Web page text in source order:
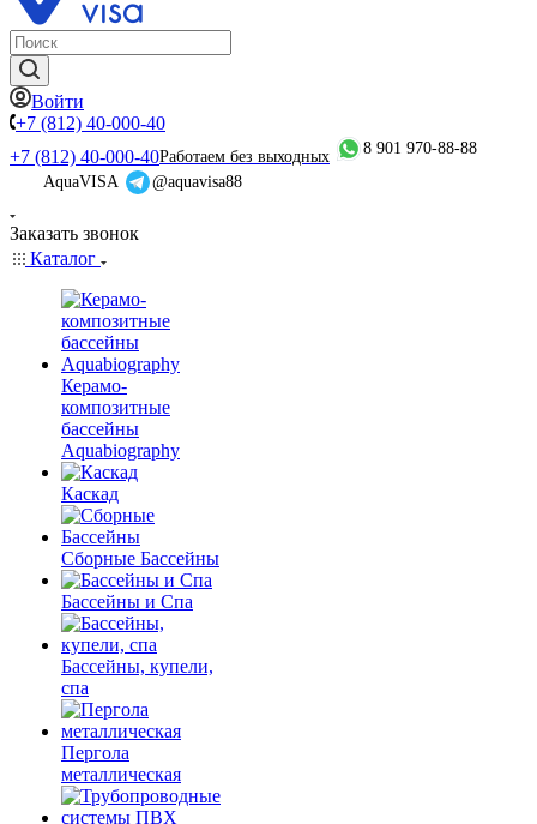
Войти
+7 (812) 40-000-40
+7 (812) 40-000-40Работаем без выходных
8 901 970-88-88
AquaVISA
@aquavisa88
Заказать звонок
Каталог
Керамо-
композитные
бассейны
Aquabiography
Каскад
Сборные Бассейны
Бассейны и Спа
Бассейны, купели,
спа
Пергола
металлическая